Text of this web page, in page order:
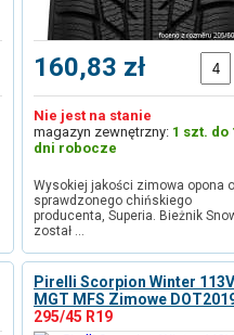
160,83 zł
Nie jest na stanie
magazyn zewnętrzny: 1 szt. do
dni robocze
Wysokiej jakości zimowa opona
sprawdzonego chińskiego
producenta, Superia. Bieżnik
został …
Pirelli Scorpion Winter
MGT MFS Zimowe
295/45 R19